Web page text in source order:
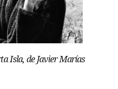
Isla, de Javier Marías